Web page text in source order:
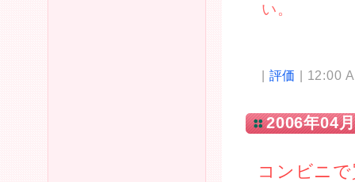
い。
| 評価 | 12:00
2006年04
コンビニ